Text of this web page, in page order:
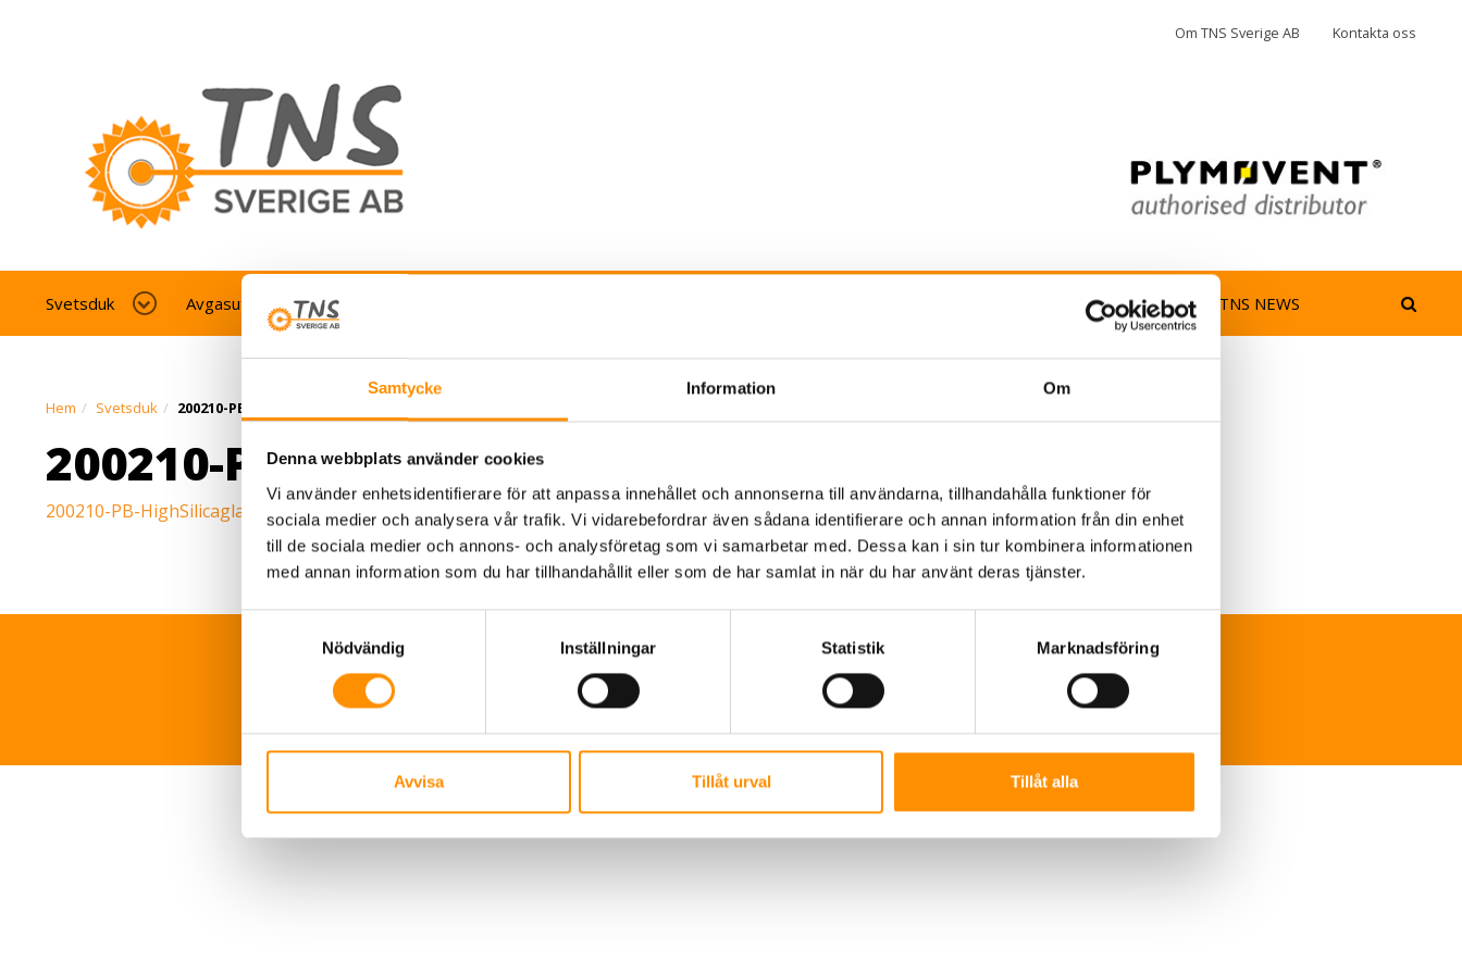
Samtycke Information Om
Denna webbplats använder cookies
Vi använder enhetsidentifierare för att anpassa innehållet och annonserna till användarna, tillhandahålla funktioner för
sociala medier och analysera vår trafik. Vi vidarebefordrar även sådana identifierare och annan information från din enhet
till de sociala medier och annons- och analysföretag som vi samarbetar med. Dessa kan i sin tur kombinera informationen
med annan information som du har tillhandahållit eller som de har samlat in när du har använt deras tjänster.
Nödvändig
Inställningar Statistik Marknadsföring
Avvisa Tillåt urval Tillåt alla
Om TNS Sverige AB Kontakta oss
Svetsduk Avgasutsug fordonverkstad AeroGuard TNS NEWS
Hem Svetsduk 200210-PB-HighSilicaglasfiberduk-600-1100
200210-PB-HighSilicaglasfiberduk-600-1100
200210-PB-HighSilicaglasfiberduk-600-1100
TNS Sverige AB | Polis Larssonsväg 61 SE-21853 Klagshamn | +46 722 49 46 46